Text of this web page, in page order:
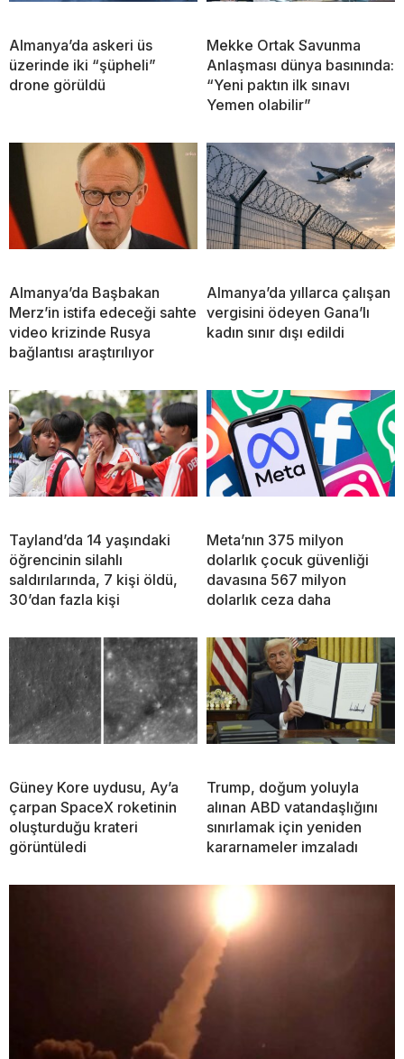
Almanya’da askeri üs
üzerinde iki “şüpheli”
drone görüldü
Mekke Ortak Savunma
Anlaşması dünya basınında:
“Yeni paktın ilk sınavı
Yemen olabilir”
Almanya’da Başbakan
Merz’in istifa edeceği sahte
video krizinde Rusya
bağlantısı araştırılıyor
Almanya’da yıllarca çalışan
vergisini ödeyen Gana’lı
kadın sınır dışı edildi
Tayland’da 14 yaşındaki
öğrencinin silahlı
saldırılarında, 7 kişi öldü,
30’dan fazla kişi
Meta’nın 375 milyon
dolarlık çocuk güvenliği
davasına 567 milyon
dolarlık ceza daha
Güney Kore uydusu, Ay’a
çarpan SpaceX roketinin
oluşturduğu krateri
görüntüledi
Trump, doğum yoluyla
alınan ABD vatandaşlığını
sınırlamak için yeniden
kararnameler imzaladı